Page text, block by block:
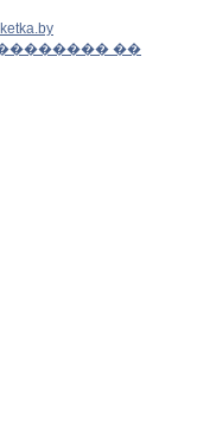
��